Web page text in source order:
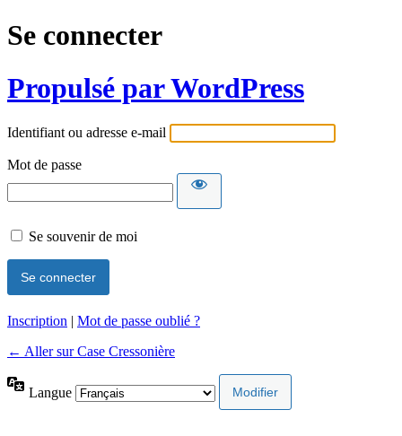
Se connecter
Propulsé par WordPress
Identifiant ou adresse e-mail
Mot de passe
Se souvenir de moi
Inscription | Mot de passe oublié ?
← Aller sur Case Cressonière
Langue